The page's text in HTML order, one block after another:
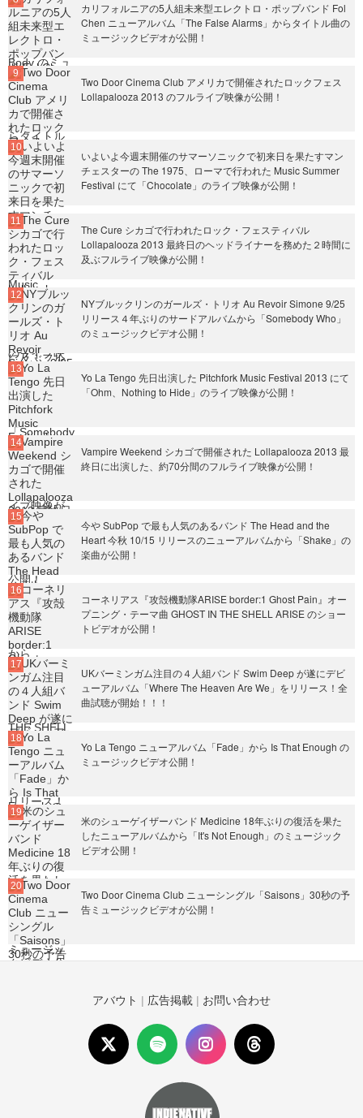
カリフォルニアの5人組未来型エレクトロ・ポップバンド Fol
Chen ニューアルバム「The False Alarms」からタイトル曲の
ミュージックビデオが公開！
Two Door Cinema Club アメリカで開催されたロックフェス
Lollapalooza 2013 のフルライブ映像が公開！
いよいよ今週末開催のサマーソニックで初来日を果たすマン
チェスターの The 1975、ローマで行われた Music Summer
Festival にて「Chocolate」のライブ映像が公開！
The Cure シカゴで行われたロック・フェスティバル
Lollapalooza 2013 最終日のヘッドライナーを務めた２時間に
及ぶフルライブ映像が公開！
NYブルックリンのガールズ・トリオ Au Revoir Simone 9/25
リリース４年ぶりのサードアルバムから「Somebody Who」
のミュージックビデオ公開！
Yo La Tengo 先日出演した Pitchfork Music Festival 2013 にて
「Ohm、Nothing to Hide」のライブ映像が公開！
Vampire Weekend シカゴで開催された Lollapalooza 2013 最
終日に出演した、約70分間のフルライブ映像が公開！
今や SubPop で最も人気のあるバンド The Head and the
Heart 今秋 10/15 リリースのニューアルバムから「Shake」の
楽曲が公開！
コーネリアス『攻殻機動隊ARISE border:1 Ghost Pain』オー
プニング・テーマ曲 GHOST IN THE SHELL ARISE のショー
トビデオが公開！
UKバーミンガム注目の４人組バンド Swim Deep が遂にデビ
ューアルバム「Where The Heaven Are We」をリリース！全
曲試聴が開始！！！
Yo La Tengo ニューアルバム「Fade」から Is That Enough の
ミュージックビデオ公開！
米のシューゲイザーバンド Medicine 18年ぶりの復活を果た
したニューアルバムから「It's Not Enough」のミュージック
ビデオ公開！
Two Door Cinema Club ニューシングル「Saisons」30秒の予
告ミュージックビデオが公開！
アバウト | 広告掲載 | お問い合わせ